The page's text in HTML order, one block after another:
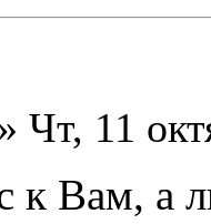
Чт, 11
к Вам,